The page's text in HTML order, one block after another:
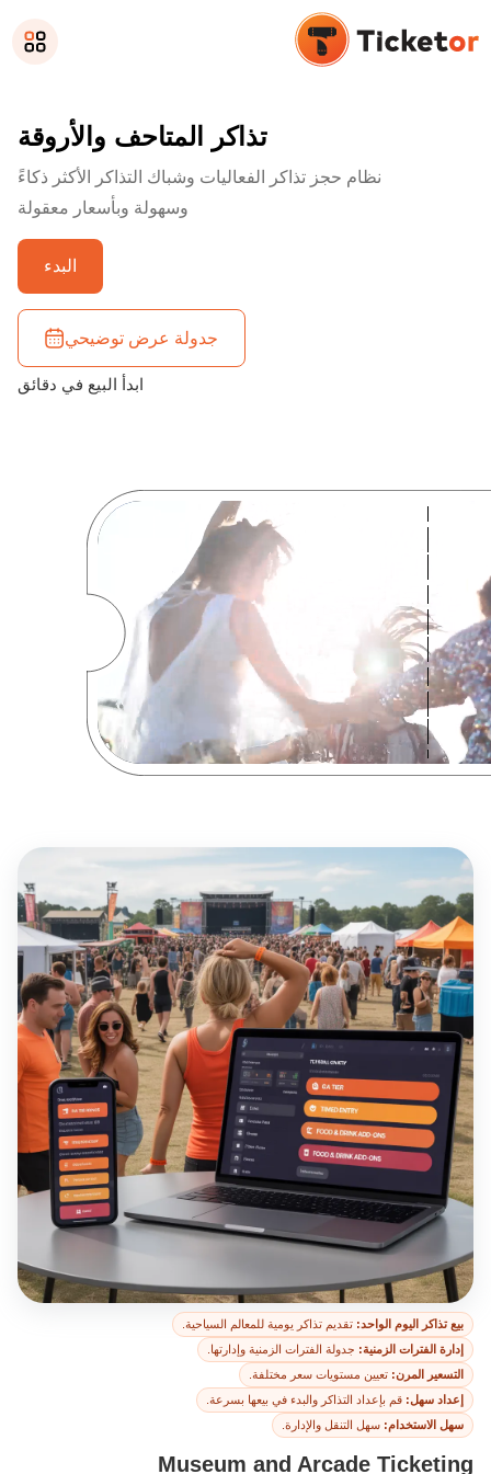
تذاكر المتاحف والأروقة
نظام حجز تذاكر الفعاليات وشباك التذاكر الأكثر ذكاءً
وسهولة وبأسعار معقولة
البدء
جدولة عرض توضيحي
ابدأ البيع في دقائق
تذاكر المتاحف
بيع تذاكر اليوم الواحد: تقديم تذاكر يومية للمعالم السياحية.
إدارة الفترات الزمنية: جدولة الفترات الزمنية وإدارتها.
التسعير المرن: تعيين مستويات سعر مختلفة.
إعداد سهل: قم بإعداد التذاكر والبدء في بيعها بسرعة.
سهل الاستخدام: سهل التنقل والإدارة.
Museum and Arcade Ticketing